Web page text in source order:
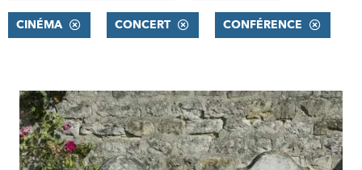
CINÉMA CONCERT CONFÉRENCE
RÉSULTATS